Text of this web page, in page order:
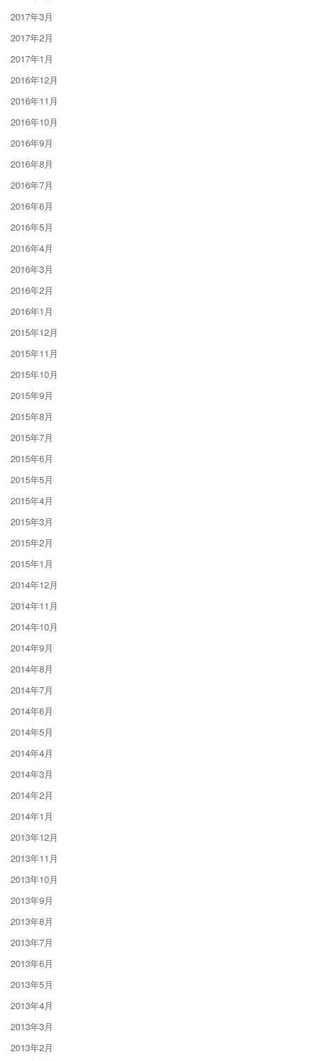
2017年3月
2017年2月
2017年1月
2016年12月
2016年11月
2016年10月
2016年9月
2016年8月
2016年7月
2016年6月
2016年5月
2016年4月
2016年3月
2016年2月
2016年1月
2015年12月
2015年11月
2015年10月
2015年9月
2015年8月
2015年7月
2015年6月
2015年5月
2015年4月
2015年3月
2015年2月
2015年1月
2014年12月
2014年11月
2014年10月
2014年9月
2014年8月
2014年7月
2014年6月
2014年5月
2014年4月
2014年3月
2014年2月
2014年1月
2013年12月
2013年11月
2013年10月
2013年9月
2013年8月
2013年7月
2013年6月
2013年5月
2013年4月
2013年3月
2013年2月